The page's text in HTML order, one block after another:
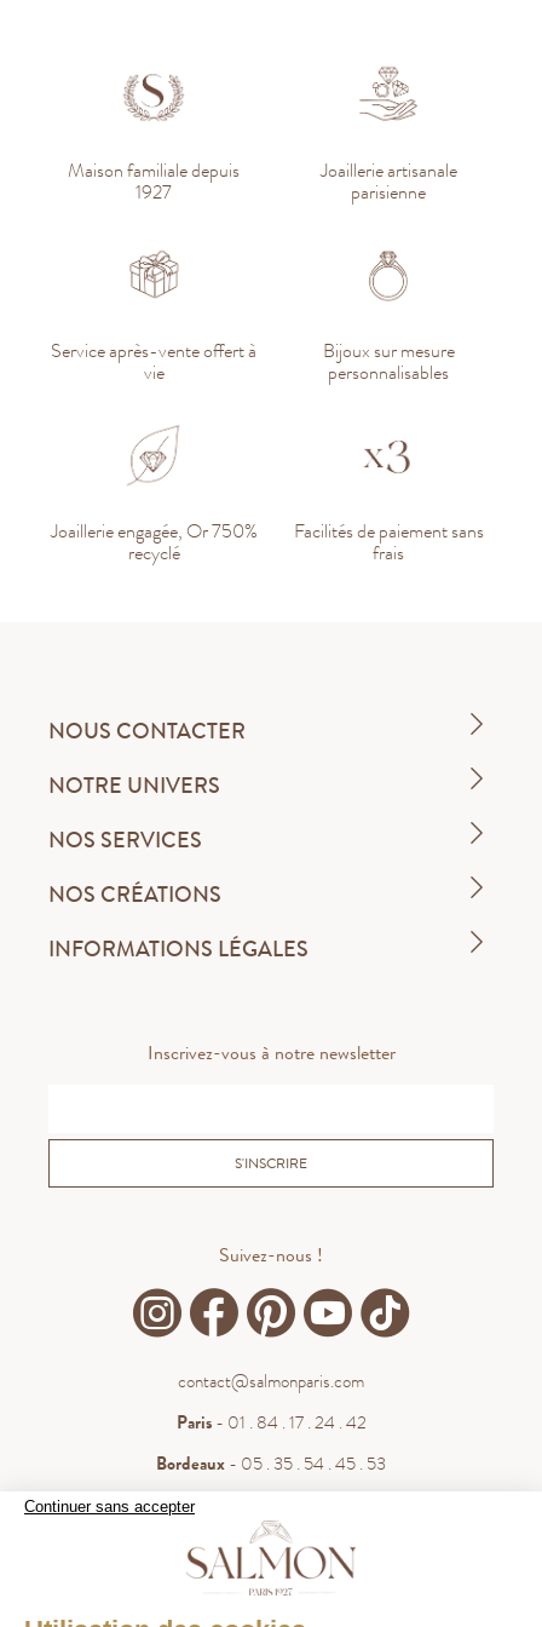
Continuer sans accepter
WHATSAPP
Maison familiale depuis
1927
Joaillerie artisanale
parisienne
Service après-vente offert à
vie
Bijoux sur mesure
personnalisables
Joaillerie engagée, Or 750%
recyclé
Facilités de paiement sans
frais
NOUS CONTACTER
NOTRE UNIVERS
NOS SERVICES
NOS CRÉATIONS
INFORMATIONS LÉGALES
Inscrivez-vous à notre newsletter
S'INSCRIRE
Suivez-nous !
contact@salmonparis.com
Paris- 01 . 84 . 17 . 24 . 42
Bordeaux- 05 . 35 . 54 . 45 . 53
WhatsApp
Paiement sécurisé